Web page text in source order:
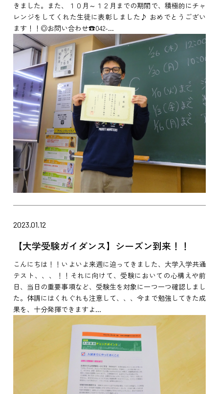
きました。また、１０月～１２月までの期間で、積極的にチャ
レンジをしてくれた生徒に表彰しました♪ おめでとうござい
ます！！◎お問い合わせ☎042-...
2023.01.12
【大学受験ガイダンス】シーズン到来！！
こんにちは！！いよいよ来週に迫ってきました、大学入学共通
テスト、、、！！それに向けて、受験においての心構えや前
日、当日の重要事項など、受験生を対象に一つ一つ確認しまし
た。体調にはくれぐれも注意して、、、今まで勉強してきた成
果を、十分発揮できますよ...